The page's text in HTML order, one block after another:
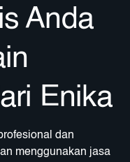
Anda
Enika
dan
menggunakan jasa